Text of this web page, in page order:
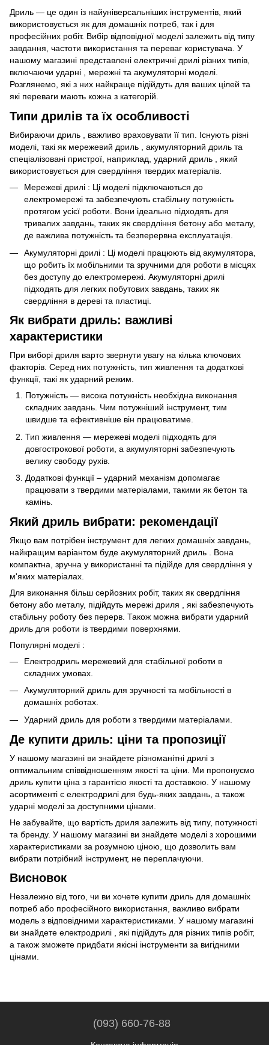
Дриль — це один із найуніверсальніших інструментів, який
використовується як для домашніх потреб, так і для
професійних робіт. Вибір відповідної моделі залежить від типу
завдання, частоти використання та переваг користувача. У
нашому магазині представлені електричні дрилі різних типів,
включаючи ударні , мережні та акумуляторні моделі.
Розглянемо, які з них найкраще підійдуть для ваших цілей та
які переваги мають кожна з категорій.
Типи дрилів та їх особливості
Вибираючи дриль , важливо враховувати її тип. Існують різні
моделі, такі як мережевий дриль , акумуляторний дриль та
спеціалізовані пристрої, наприклад, ударний дриль , який
використовується для свердління твердих матеріалів.
Мережеві дрилі : Ці моделі підключаються до
електромережі та забезпечують стабільну потужність
протягом усієї роботи. Вони ідеально підходять для
тривалих завдань, таких як свердління бетону або металу,
де важлива потужність та безперервна експлуатація.
Акумуляторні дрилі : Ці моделі працюють від акумулятора,
що робить їх мобільними та зручними для роботи в місцях
без доступу до електромережі. Акумуляторні дрилі
підходять для легких побутових завдань, таких як
свердління в дереві та пластиці.
Як вибрати дриль: важливі
характеристики
При виборі дриля варто звернути увагу на кілька ключових
факторів. Серед них потужність, тип живлення та додаткові
функції, такі як ударний режим.
Потужність — висока потужність необхідна виконання
складних завдань. Чим потужніший інструмент, тим
швидше та ефективніше він працюватиме.
Тип живлення — мережеві моделі підходять для
довгострокової роботи, а акумуляторні забезпечують
велику свободу рухів.
Додаткові функції – ударний механізм допомагає
працювати з твердими матеріалами, такими як бетон та
камінь.
Який дриль вибрати: рекомендації
Якщо вам потрібен інструмент для легких домашніх завдань,
найкращим варіантом буде акумуляторний дриль . Вона
компактна, зручна у використанні та підійде для свердління у
м'яких матеріалах.
Для виконання більш серйозних робіт, таких як свердління
бетону або металу, підійдуть мережі дриля , які забезпечують
стабільну роботу без перерв. Також можна вибрати ударний
дриль для роботи із твердими поверхнями.
Популярні моделі :
Електродриль мережевий для стабільної роботи в
складних умовах.
Акумуляторний дриль для зручності та мобільності в
домашніх роботах.
Ударний дриль для роботи з твердими матеріалами.
Де купити дриль: ціни та пропозиції
У нашому магазині ви знайдете різноманітні дрилі з
оптимальним співвідношенням якості та ціни. Ми пропонуємо
дриль купити ціна з гарантією якості та доставкою. У нашому
асортименті є електродрилі для будь-яких завдань, а також
ударні моделі за доступними цінами.
Не забувайте, що вартість дриля залежить від типу, потужності
та бренду. У нашому магазині ви знайдете моделі з хорошими
характеристиками за розумною ціною, що дозволить вам
вибрати потрібний інструмент, не переплачуючи.
Висновок
Незалежно від того, чи ви хочете купити дриль для домашніх
потреб або професійного використання, важливо вибрати
модель з відповідними характеристиками. У нашому магазині
ви знайдете електродрилі , які підійдуть для різних типів робіт,
а також зможете придбати якісні інструменти за вигідними
цінами.
(093) 660-76-88